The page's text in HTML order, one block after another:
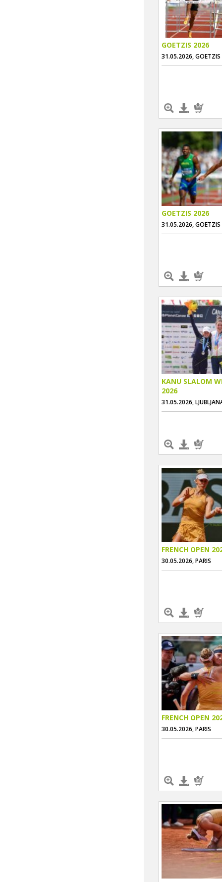
GOETZIS 2026
31.05.2026, GOETZIS
GOETZIS 2026
31.05.2026, GOETZIS
KANU SLALOM
2026
31.05.2026,
FRENCH OPEN
30.05.2026, PARIS
FRENCH OPEN
30.05.2026, PARIS